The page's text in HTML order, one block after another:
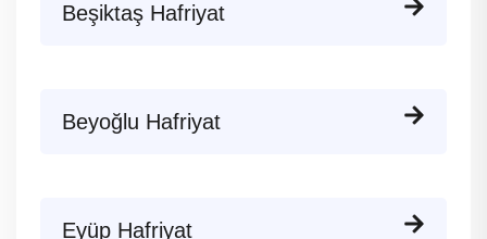
Beşiktaş Hafriyat
Beyoğlu Hafriyat
Eyüp Hafriyat